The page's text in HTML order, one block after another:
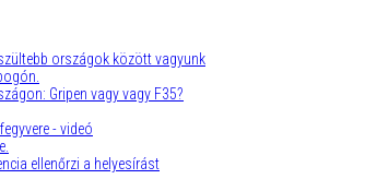
országok között vagyunk
Gripen vagy vagy F35?
- videó
ellenőrzi a helyesírást